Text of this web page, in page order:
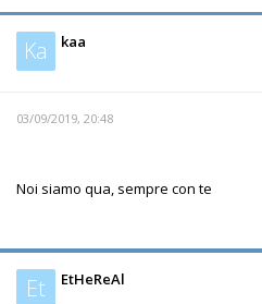
Ka kaa
03/09/2019, 20:48
Noi siamo qua, sempre con te
Et EtHeReAl